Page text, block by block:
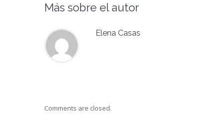
Más sobre el autor
Elena Casas
Comments are closed.